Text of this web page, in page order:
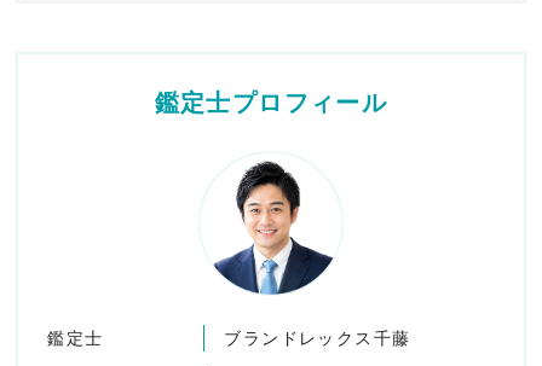
鑑定士プロフィール
鑑定士 ブランドレックス千藤